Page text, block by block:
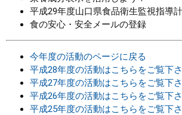
平成29年度山口県食品衛生監視指導
食の安心・安全メールの登録
今年度の活動のページに戻る
平成28年度の活動はこちらをご覧下
平成27年度の活動はこちらをご覧下
平成26年度の活動はこちらをご覧下
平成25年度の活動はこちらをご覧下